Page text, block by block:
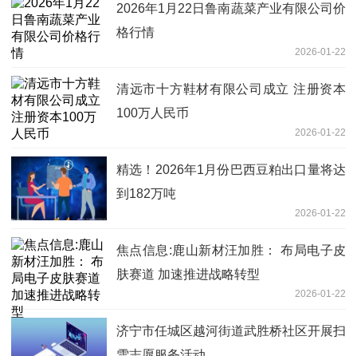
2026年1月22日鲁南蔬菜产业有限公司价
格行情
2026-01-22
清远市十方鞋材有限公司成立 注册资本
100万人民币
2026-01-22
精选！2026年1月份巴西豆粕出口量将达
到182万吨
2026-01-22
焦点信息:鹿山新材汪加胜： 布局电子皮
肤赛道 加速推进战略转型
2026-01-22
济宁市任城区越河街道武胜桥社区开展扫